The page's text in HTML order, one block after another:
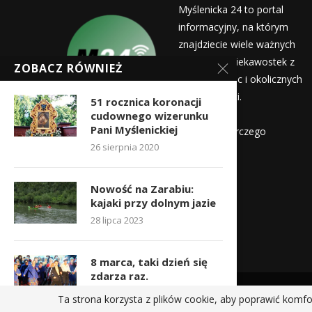
Myślenicka 24 to portal
informacyjny, na którym
znajdziecie wiele ważnych
informacji i ciekawostek z
życia Myślenic i okolicznych
miejscowości.
Wydawca:
Myślenicka Agencja Rozwoju Gospodarczego
redakcja@myslenicka24.pl
ZOBACZ RÓWNIEŻ
51 rocznica koronacji
cudownego wizerunku
Pani Myślenickiej
26 sierpnia 2020
Nowość na Zarabiu:
kajaki przy dolnym jazie
28 lipca 2023
8 marca, taki dzień się
zdarza raz.
8 marca 2022
Ta strona korzysta z plików cookie, aby poprawić